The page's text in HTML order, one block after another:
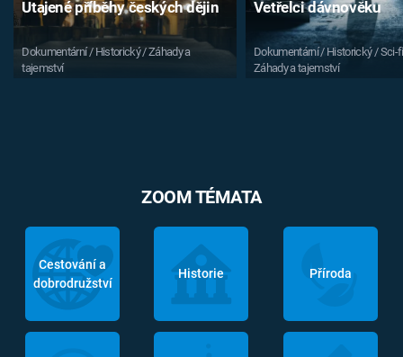
Utajené příběhy českých dějin
Dokumentární / Historický / Záhady a
tajemství
Vetřelci dávnověku
Dokumentární / Historický / Sci-
Záhady a tajemství
ZOOM TÉMATA
Cestování a
dobrodružství
Historie Příroda